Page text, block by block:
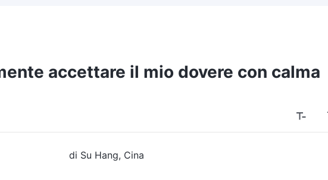
accettare il mio dovere con calma
di Su Hang, Cina